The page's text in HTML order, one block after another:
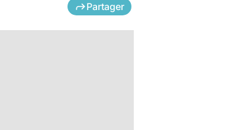
Partager